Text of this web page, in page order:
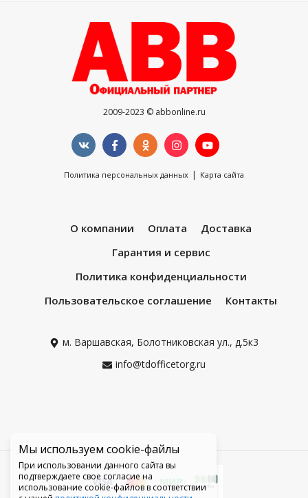
Мы используем cookie-файлы
При использовании данного сайта вы
подтверждаете свое согласие на
использование cookie-файлов в соответствии
2009-2023 © abbonline.ru
Политика персональных данных | Карта сайта
О компании Оплата
Доставка
Гарантия и сервис
Политика конфиденциальности
Пользовательское соглашение
Контакты
м. Варшавская, Болотниковская ул., д.5к3
info@tdofficetorg.ru